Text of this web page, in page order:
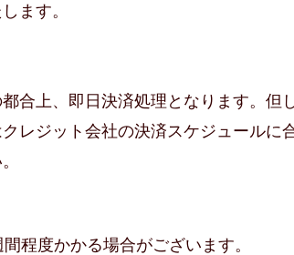
ます。
合上、即日決済処理となります。但
レジット会社の決済スケジュールに
程度かかる場合がございます。